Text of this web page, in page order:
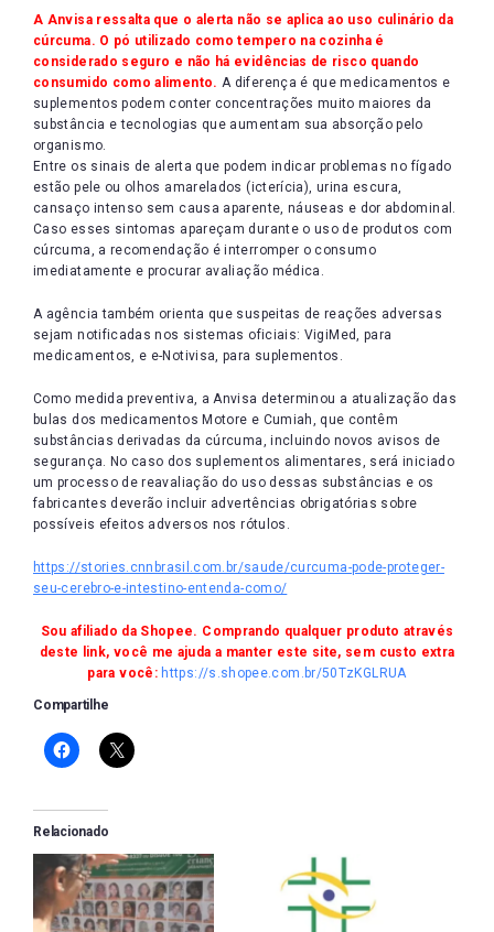
A Anvisa ressalta que o alerta não se aplica ao uso culinário da
cúrcuma. O pó utilizado como tempero na cozinha é
considerado seguro e não há evidências de risco quando
consumido como alimento. A diferença é que medicamentos e
suplementos podem conter concentrações muito maiores da
substância e tecnologias que aumentam sua absorção pelo
organismo.
Entre os sinais de alerta que podem indicar problemas no fígado
estão pele ou olhos amarelados (icterícia), urina escura,
cansaço intenso sem causa aparente, náuseas e dor abdominal.
Caso esses sintomas apareçam durante o uso de produtos com
cúrcuma, a recomendação é interromper o consumo
imediatamente e procurar avaliação médica.
A agência também orienta que suspeitas de reações adversas
sejam notificadas nos sistemas oficiais: VigiMed, para
medicamentos, e e-Notivisa, para suplementos.
Como medida preventiva, a Anvisa determinou a atualização das
bulas dos medicamentos Motore e Cumiah, que contêm
substâncias derivadas da cúrcuma, incluindo novos avisos de
segurança. No caso dos suplementos alimentares, será iniciado
um processo de reavaliação do uso dessas substâncias e os
fabricantes deverão incluir advertências obrigatórias sobre
possíveis efeitos adversos nos rótulos.
https://stories.cnnbrasil.com.br/saude/curcuma-pode-proteger-
seu-cerebro-e-intestino-entenda-como/
Sou afiliado da Shopee. Comprando qualquer produto através
deste link, você me ajuda a manter este site, sem custo extra
para você: https://s.shopee.com.br/50TzKGLRUA
Compartilhe
Relacionado